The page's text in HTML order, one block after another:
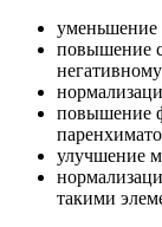
уменьшение
повышение
повышение
улучшение
такими